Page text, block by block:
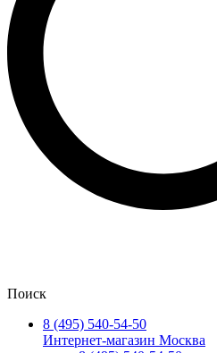
Поиск
8 (495) 540-54-50
Интернет-магазин Москва